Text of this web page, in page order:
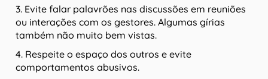
3. Evite falar palavrões nas discussões em reuniões
ou interações com os gestores. Algumas gírias
também não muito bem vistas.
4. Respeite o espaço dos outros e evite
comportamentos abusivos.